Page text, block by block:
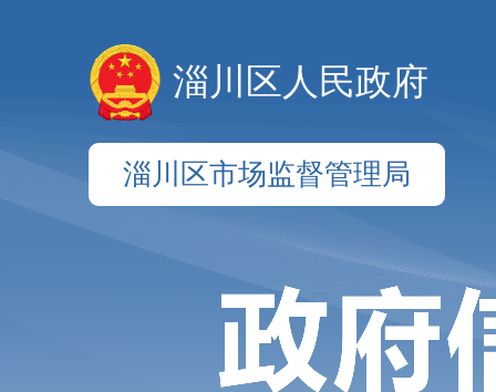
淄川区人民政府
淄川区市场监督管理局